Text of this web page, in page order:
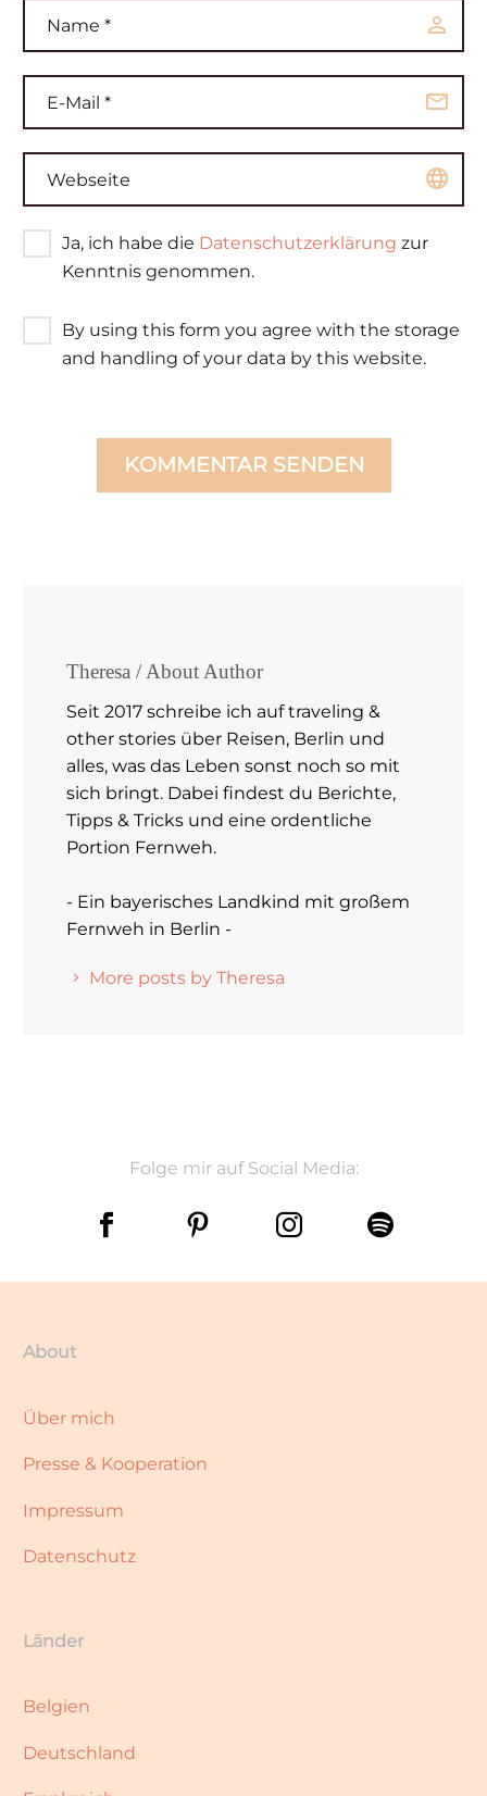
Ja, ich habe die Datenschutzerklärung zur
Kenntnis genommen.
By using this form you agree with the storage
and handling of your data by this website.
KOMMENTAR SENDEN
Theresa / About Author
Seit 2017 schreibe ich auf traveling &
other stories über Reisen, Berlin und
alles, was das Leben sonst noch so mit
sich bringt. Dabei findest du Berichte,
Tipps & Tricks und eine ordentliche
Portion Fernweh.
- Ein bayerisches Landkind mit großem
Fernweh in Berlin -
More posts by Theresa
Folge mir auf Social Media:
About
Über mich
Presse & Kooperation
Impressum
Datenschutz
Länder
Belgien
Deutschland